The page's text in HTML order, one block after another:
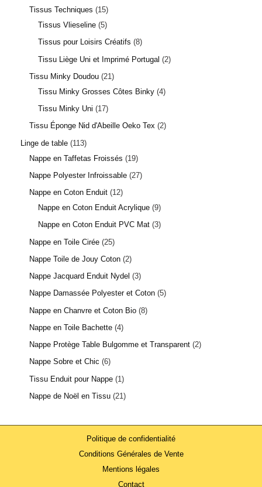
3 avis
Tissus Techniques
15
Tissus Vlieseline 5
Tissus pour Loisirs Créatifs 8
Tissu Liège Uni et Imprimé Portugal
2
Tissu Minky Doudou 21
Tissu Minky Grosses Côtes Binky 4
Tissu Minky Uni
17
Tissu Éponge Nid d'Abeille Oeko Tex 2
Linge de table 113
Nappe en Taffetas Froissés
19
Nappe Polyester Infroissable 27
Nappe en Coton Enduit 12
Nappe en Coton Enduit Acrylique 9
Nappe en Coton Enduit PVC Mat 3
Nappe en Toile Cirée 25
Nappe Toile de Jouy Coton 2
Nappe Jacquard Enduit Nydel
3
Nappe Damassée Polyester et Coton 5
Nappe en Chanvre et Coton Bio 8
Nappe en Toile Bachette 4
Nappe Protège Table Bulgomme et Transparent 2
Nappe Sobre et Chic 6
Tissu Enduit pour Nappe 1
Nappe de Noël en Tissu 21
Politique de confidentialité
Conditions Générales de Vente
Mentions légales
Contact